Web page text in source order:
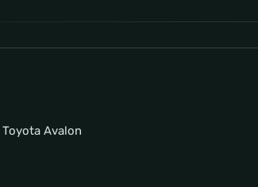
Avalon